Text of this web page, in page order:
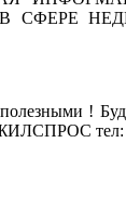
СФЕРЕ
!
тел: